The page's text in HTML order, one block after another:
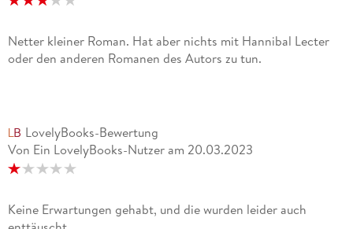
Netter kleiner Roman. Hat aber nichts mit Hannibal Lecter
oder den anderen Romanen des Autors zu tun.
LovelyBooks-Bewertung
Von Ein LovelyBooks-Nutzer am 20.03.2023
Keine Erwartungen gehabt, und die wurden leider auch